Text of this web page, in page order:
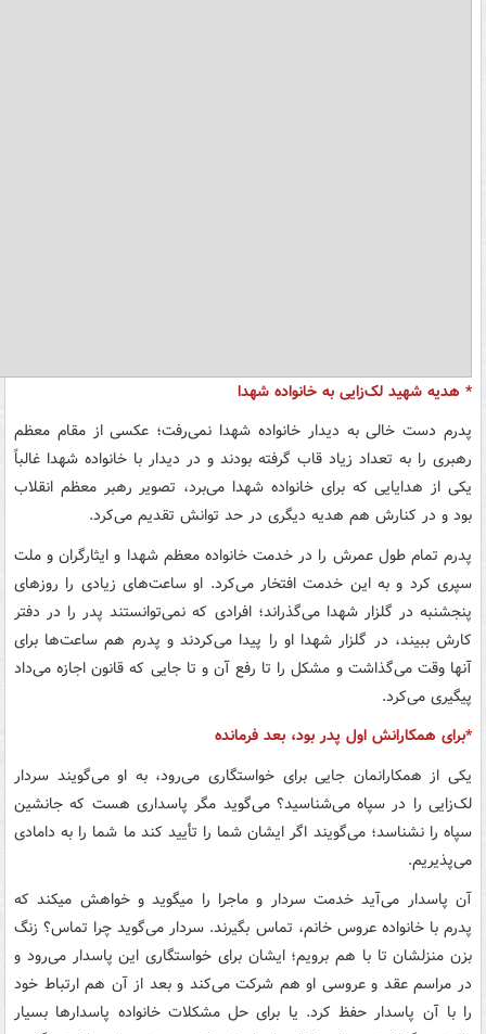
* هدیه شهید لک‌زایی به خانواده شهدا
پدرم دست خالی به دیدار خانواده شهدا نمی‌رفت؛ عکسی از مقام معظم
رهبری را به تعداد زیاد قاب گرفته بودند و در دیدار با خانواده شهدا غالباً
یکی از هدایایی که برای خانواده شهدا می‌برد، تصویر رهبر معظم انقلاب
بود و در کنارش هم هدیه‌ دیگری در حد توانش تقدیم می‌کرد.
پدرم تمام طول عمرش را در خدمت خانواده معظم شهدا و ایثارگران و ملت
سپری کرد و به این خدمت افتخار می‌کرد. او ساعت‌های زیادی را روزهای
پنجشنبه در گلزار شهدا می‌گذراند؛‌ افرادی که نمی‌توانستند پدر را در دفتر
کارش ببیند،‌ در گلزار شهدا او را پیدا می‌کردند و پدرم هم ساعت‌ها برای
آنها وقت می‌گذاشت و مشکل را تا رفع آن و تا جایی که قانون اجازه می‌داد
پیگیری می‌کرد.
*برای همکارانش اول پدر بود، بعد فرمانده
یکی از همکارانمان جایی برای خواستگاری می‌رود، به او می‌گویند سردار
لک‌زایی را در سپاه می‌شناسید؟ می‌گوید مگر پاسداری هست که جانشین
سپاه را نشناسد؛ می‌گویند اگر ایشان شما را تأیید کند ما شما را به دامادی
می‌پذیریم.
آن پاسدار می‌آید خدمت سردار و ماجرا را می‏گوید و خواهش می‏کند که
پدرم با خانواده عروس خانم، تماس بگیرند. سردار می‌گوید چرا تماس؟ زنگ
بزن منزلشان تا با هم برویم؛ ایشان برای خواستگاری این پاسدار می‌رود و
در مراسم عقد و عروسی او هم شرکت می‌کند و بعد از آن هم ارتباط خود
را با آن پاسدار حفظ کرد. یا برای حل مشکلات خانواده پاسدارها بسیار